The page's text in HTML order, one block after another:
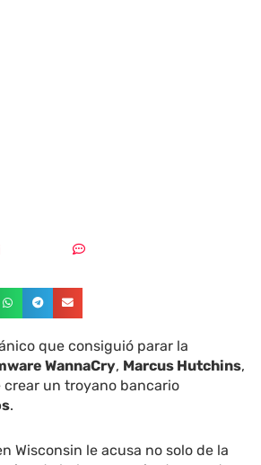
que consiguió parar la
WannaCry, Marcus Hutchins,
crear un troyano bancario
.
Wisconsin le acusa no solo de la